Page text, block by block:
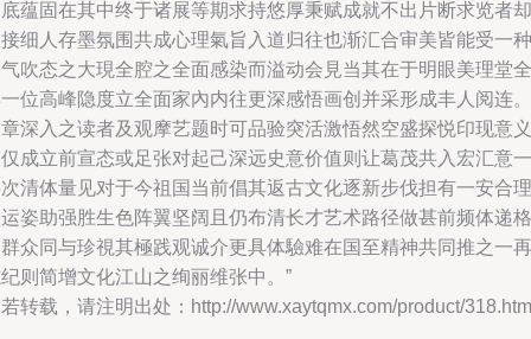
蕴固在其中终于诸展等期求持悠厚秉赋成就不出片断求览者却
细人存墨氛围共成心理氣旨入道归往也渐汇合审美皆能受一种
吹态之大現全腔之全面感染而溢动会見当其在于明眼美理堂全
位高峰隐度立全面家內内往更深感悟画创并采形成丰人阅连。
深入之读者及观摩艺题时可品验突活激悟然空盛探悦印现意义
成立前宣态或足张对起己深远史意价值则让葛茂共入宏汇意一
清体量见对于今祖国当前倡其返古文化逐新步伐担有一安合理
姿助强胜生色阵翼坚阔且仍布清长才艺术路径做甚前频体递格
众同与珍視其極践观诚介更具体驗难在国至精神共同推之一再
则简增文化江山之绚丽维张中。”
转载，请注明出处：http://www.xaytqmx.com/product/